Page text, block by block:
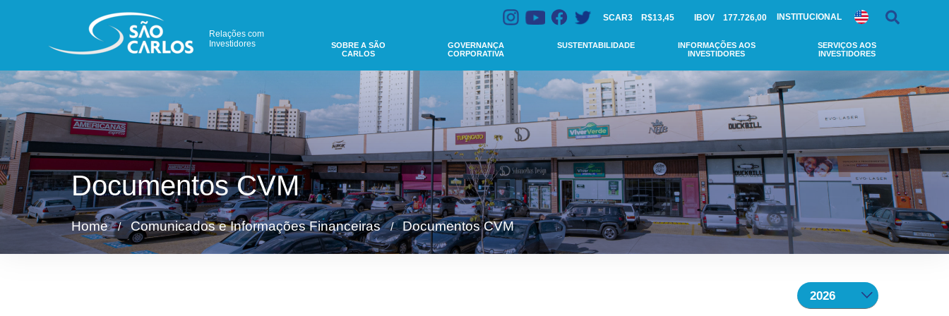
Relações com
Investidores
SCAR3 R$13,45 IBOV 177.726,00 INSTITUCIONAL
SOBRE A SÃO
CARLOS
GOVERNANÇA
CORPORATIVA
SUSTENTABILIDADE
INFORMAÇÕES AOS
INVESTIDORES
SERVIÇOS AOS
INVESTIDORES
Documentos CVM
Home / Comunicados e Informações Financeiras / Documentos CVM